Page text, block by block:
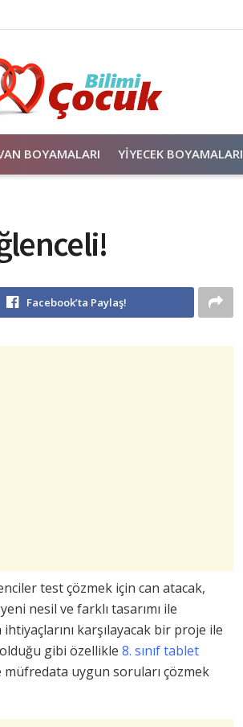
BOYAMALARI YIYECEK BOYAMALARI
Facebook’ta Paylaş!
test çözmek için can atacak,
nesil ve farklı tasarımı ile
karşılayacak bir proje ile
olduğu gibi özellikle 8. sınıf tablet
müfredata uygun soruları çözmek